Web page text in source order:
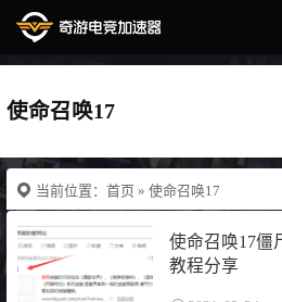
使命召唤17
当前位置： 首页 » 使命召唤17
使命召唤17僵
教程分享